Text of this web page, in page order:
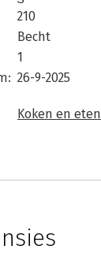
210
Becht
1
26-9-2025
Koken en eten